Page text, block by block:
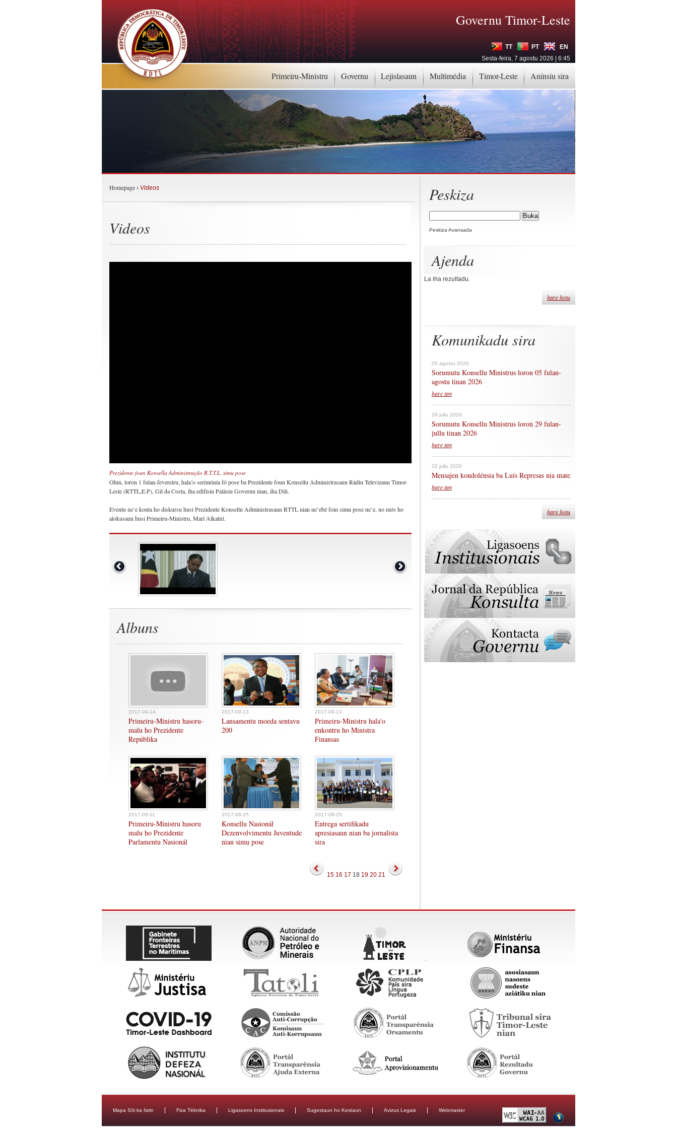
Primeiru-Ministru Governu Lejislasaun Multimédia Timor-Leste Anínsiu sira
Governu Timor-Leste
TT PT
EN
Sesta-feira, 7 agostu 2026 | 6:45
Peskiza
Peskiza Avansada
Ajenda
La iha rezultadu.
hare hotu
Komunikadu sira
05 agostu 2026
Sorumutu Konsellu Ministrus loron 05 fulan-
agostu tinan 2026
hare tan
29 jullu 2026
Sorumutu Konsellu Ministrus loron 29 fulan-
jullu tinan 2026
hare tan
22 jullu 2026
Mensajen kondolénsia ba Luís Represas nia mate
hare tan
hare hotu
Homepage › Videos
Videos
Prezidente foun Konsellu Administração R.T.T.L. simu pose
Ohin, loron 1 fulan-fevereiru, hala’o serimónia fó pose ba Prezidente foun Konsellu Administrasaun Rádiu Televizaun Timor-
Leste (RTTL,E.P), Gil da Costa, iha edifísiu Palásiu Governu nian, iha Dili.
Eventu ne’e konta ho diskursu husi Prezidente Konsellu Administrasaun RTTL nian ne’ebé foin simu pose ne’e, no mós ho
alokusaun husi Primeiru-Ministru, Marí Alkatiri.
Albuns
2017-09-14
Primeiru-Ministru hasoru-
malu ho Prezidente
Repúblika
2017-09-13
Lansamentu moeda sentavu
200
2017-09-12
Primeiru-Ministru hala'o
enkontru ho Ministra
Finansas
2017-09-11
Primeiru-Ministru hasoru
malu ho Prezidente
Parlamentu Nasionál
2017-08-25
Konsellu Nasionál
Dezenvolvimentu Juventude
nian simu pose
2017-08-25
Entrega sertifikadu
apresiasaun nian ba jornalista
sira
15 16 17 18 19 20 21
Mapa Síti ka fatin Fixa Téknika Ligasoens Institusionais Sugestaun ho Kestaun Avizus Legais Webmaster